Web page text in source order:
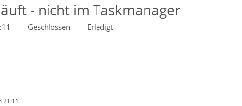
- nicht im Taskmanager
Geschlossen Erledigt
21:11